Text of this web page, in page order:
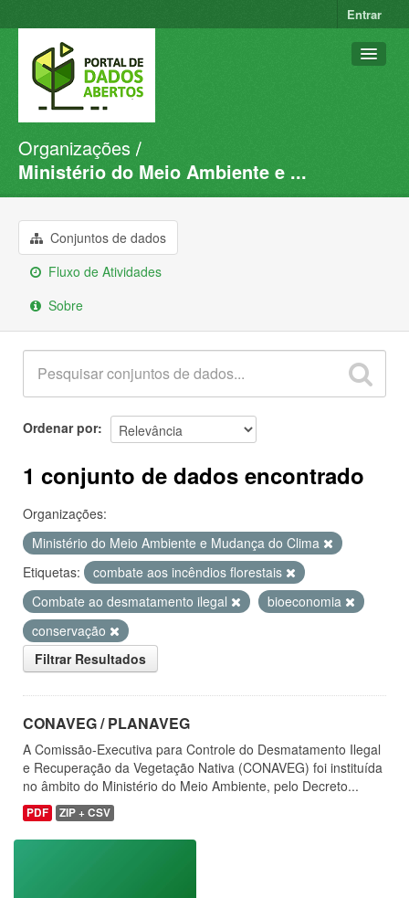
Entrar
Conjuntos de dados
Organizações
Sobre
Organizações
Ministério do Meio Ambiente e ...
Conjuntos de dados
Fluxo de Atividades
Sobre
Ordenar por
1 conjunto de dados encontrado
Organizações:
Ministério do Meio Ambiente e Mudança do Clima
Etiquetas:
combate aos incêndios florestais
Combate ao desmatamento ilegal
bioeconomia
conservação
Filtrar Resultados
CONAVEG / PLANAVEG
A Comissão-Executiva para Controle do Desmatamento Ilegal
e Recuperação da Vegetação Nativa (CONAVEG) foi instituída
no âmbito do Ministério do Meio Ambiente, pelo Decreto...
PDF ZIP + CSV